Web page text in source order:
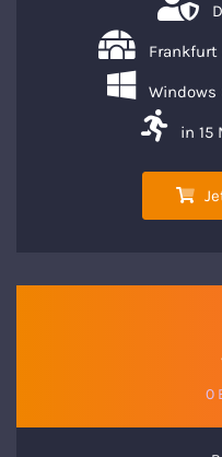
Frankfurt
Windows
in 15
0